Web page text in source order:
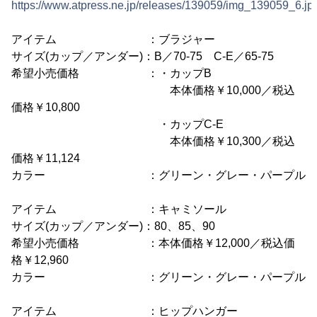
https://www.atpress.ne.jp/releases/139059/
アイテム ：ブラジャー
サイズ(カップ／アンダー)：B／70-75 C-E／65-75
希望小売価格 ：・カップB
本体価格￥10,000／税込
価格￥10,800
・カップC-E
本体価格￥10,300／税込
価格￥11,124
カラー ：グリーン・グレー・パープル
アイテム ：キャミソール
サイズ(カップ／アンダー)：80、85、90
希望小売価格 ：本体価格￥12,000／税込価
格￥12,960
カラー ：グリーン・グレー・パープル
アイテム ：ヒップハンガー